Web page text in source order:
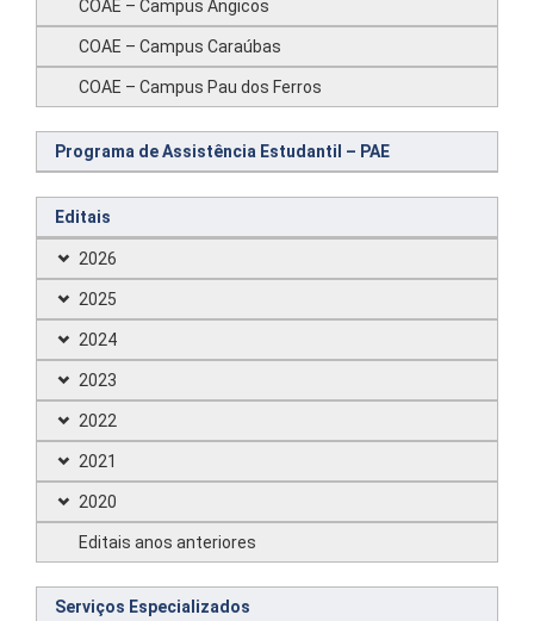
COAE – Campus Angicos
COAE – Campus Caraúbas
COAE – Campus Pau dos Ferros
Programa de Assistência Estudantil – PAE
Editais
2026
2025
2024
2023
2022
2021
2020
Editais anos anteriores
Serviços Especializados